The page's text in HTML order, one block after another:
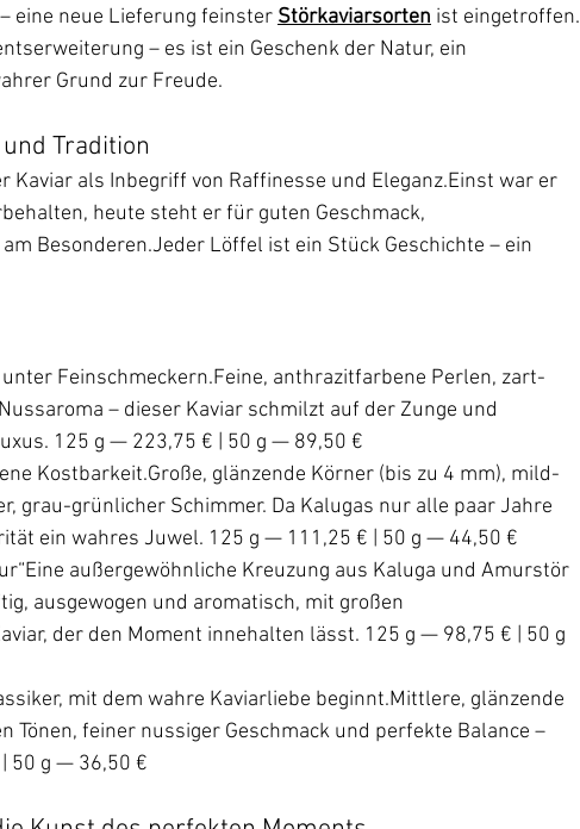
eine neue Lieferung feinster Störkaviarsorten ist eingetroffen.
– es ist ein Geschenk der Natur, ein
Grund zur Freude.
Tradition
als Inbegriff von Raffinesse und Eleganz.Einst war er
heute steht er für guten Geschmack,
Besonderen.Jeder Löffel ist ein Stück Geschichte – ein
unter Feinschmeckern.Feine, anthrazitfarbene Perlen, zart-
– dieser Kaviar schmilzt auf der Zunge und
125 g — 223,75 € | 50 g — 89,50 €
Kostbarkeit.Große, glänzende Körner (bis zu 4 mm), mild-
grau-grünlicher Schimmer. Da Kalugas nur alle paar Jahre
ein wahres Juwel. 125 g — 111,25 € | 50 g — 44,50 €
außergewöhnliche Kreuzung aus Kaluga und Amurstör
ausgewogen und aromatisch, mit großen
der den Moment innehalten lässt. 125 g — 98,75 € | 50 g
mit dem wahre Kaviarliebe beginnt.Mittlere, glänzende
Tönen, feiner nussiger Geschmack und perfekte Balance –
50 g — 36,50 €